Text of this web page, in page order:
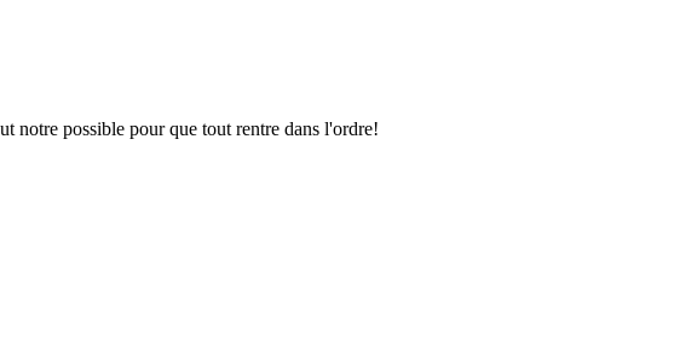
notre possible pour que tout rentre dans l'ordre!